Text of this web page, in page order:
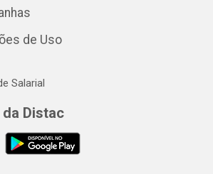
de Uso
Salarial
da Distac